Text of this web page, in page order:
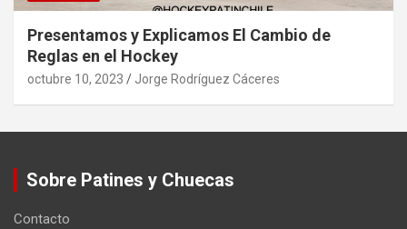
Presentamos y Explicamos El Cambio de
Reglas en el Hockey
octubre 10, 2023 Jorge Rodríguez Cáceres
Sobre Patines y Chuecas
Contacto